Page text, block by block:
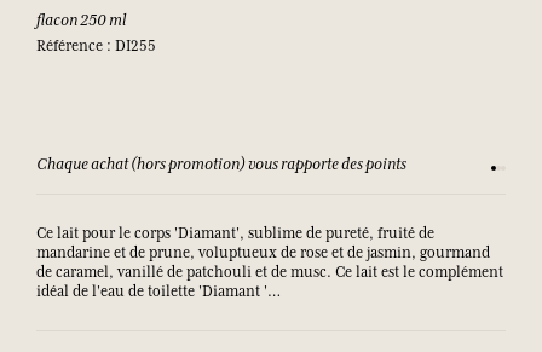
flacon 250 ml
Référence : DI255
Chaque achat (hors promotion) vous rapporte des points
Ce lait pour le corps 'Diamant', sublime de pureté, fruité de
mandarine et de prune, voluptueux de rose et de jasmin, gourmand
de caramel, vanillé de patchouli et de musc. Ce lait est le complément
idéal de l'eau de toilette 'Diamant '…